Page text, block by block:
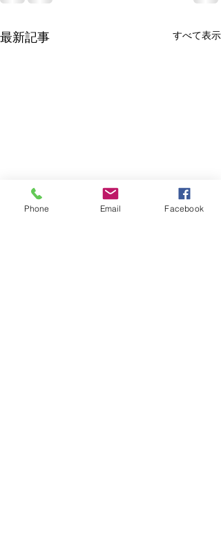
最新記事 すべて表示
Phone Email Facebook